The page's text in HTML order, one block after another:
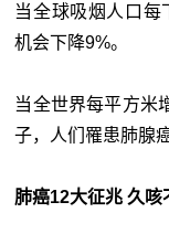
当全球吸烟人口每
机会下降9%。
当全世界每平方米
子，人们罹患肺腺
肺癌12大征兆 久咳